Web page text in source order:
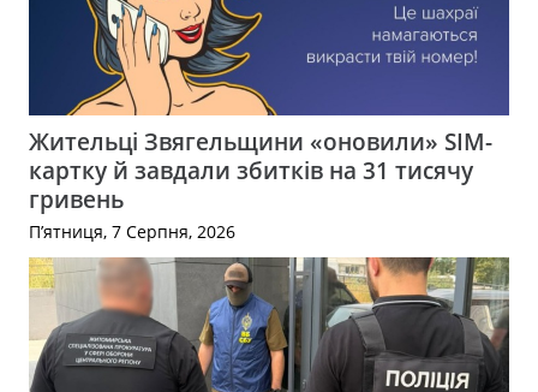
Жительці Звягельщини «оновили» SIM-
картку й завдали збитків на 31 тисячу
гривень
П’ятниця, 7 Серпня, 2026